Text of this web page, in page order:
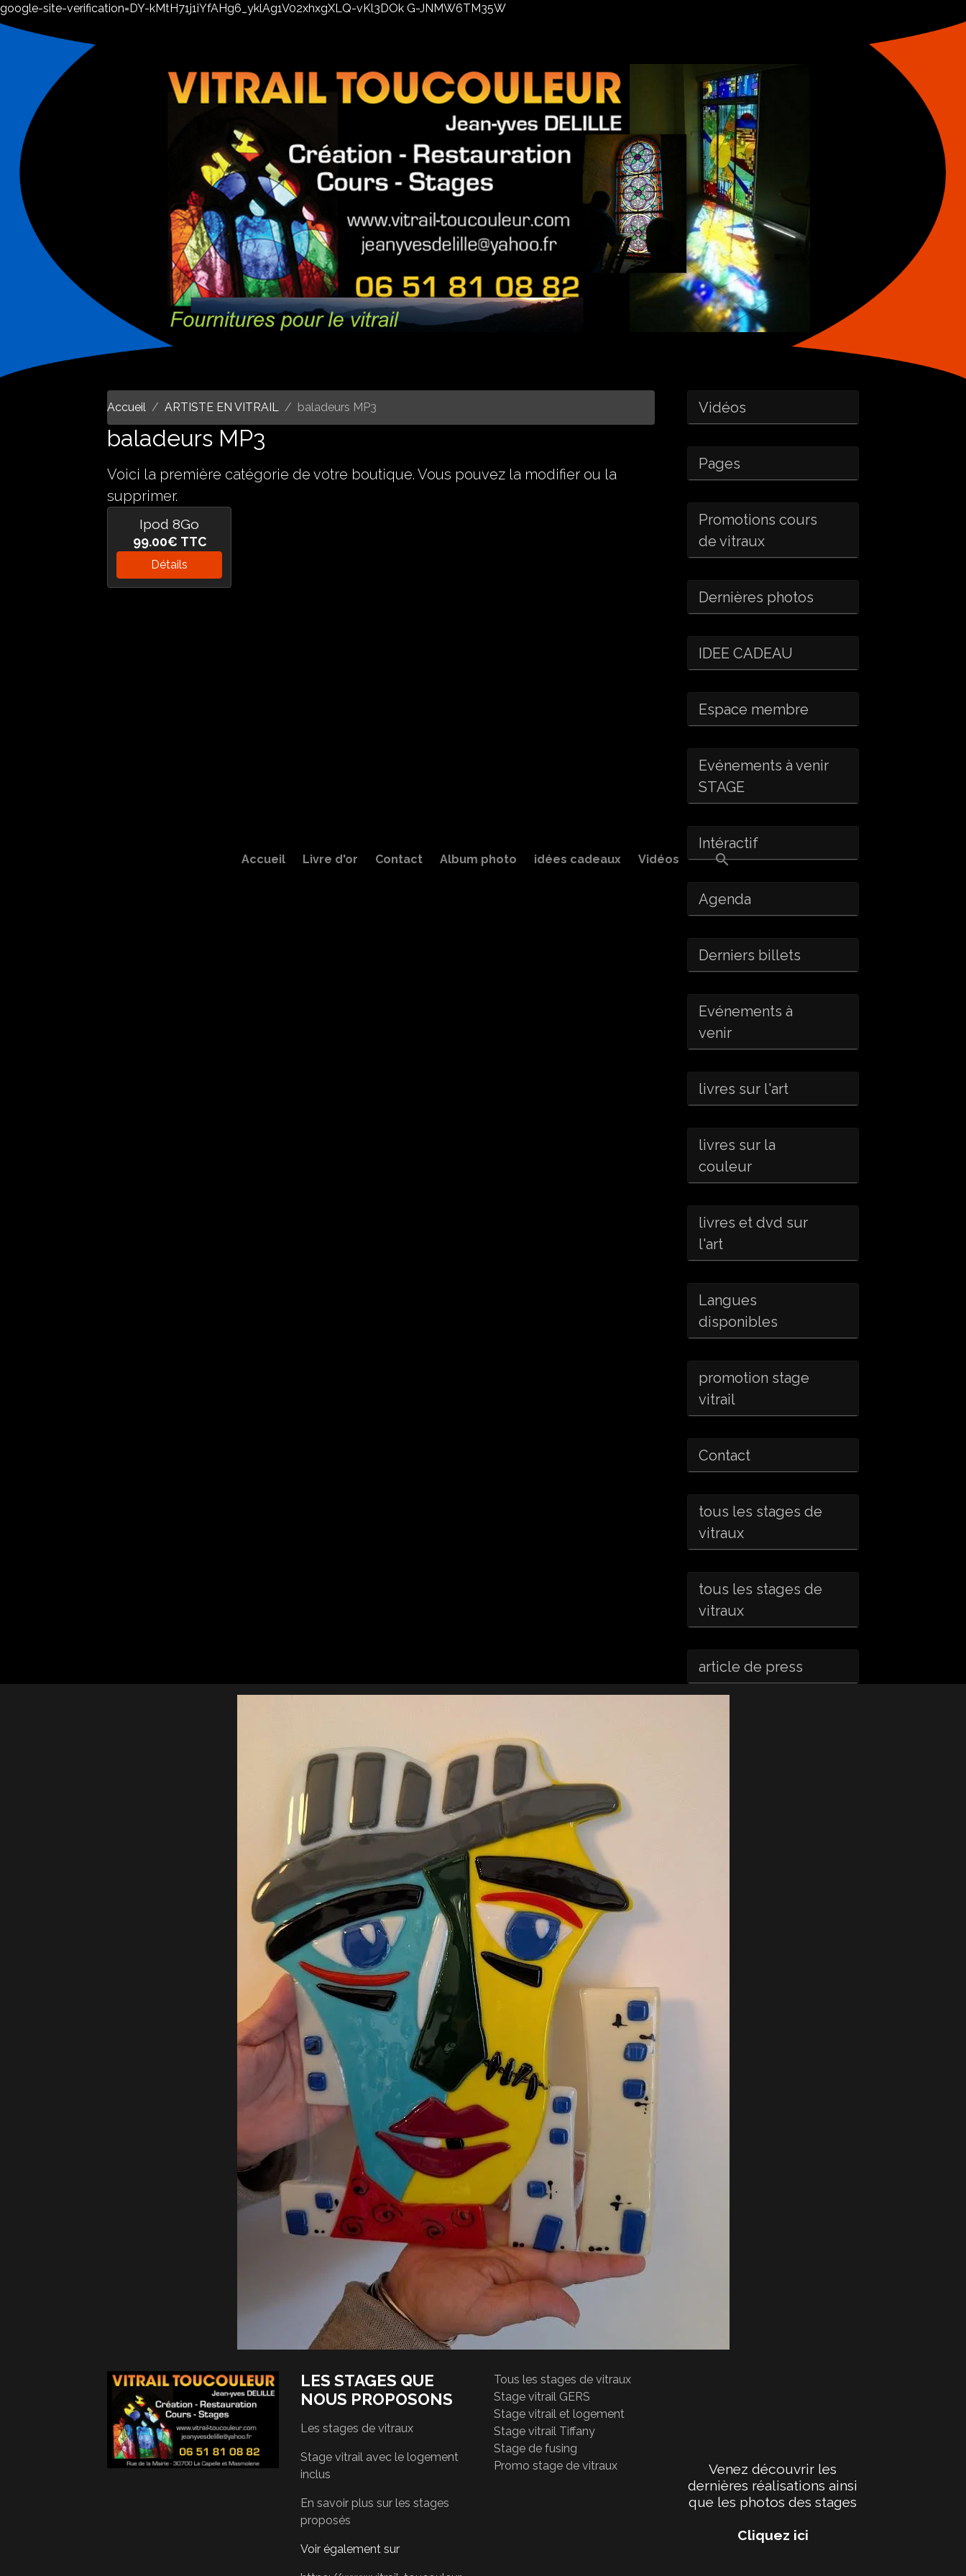
google-site-verification=DY-kMtH71j1iYfAHg6_yklAg1V02xhxgXLQ-vKl3DOk G-JNMW6TM35W
Accueil Livre d'or Contact Album photo idées cadeaux Vidéos
Accueil ARTISTE EN VITRAIL baladeurs MP3
baladeurs MP3
Voici la première catégorie de votre boutique. Vous pouvez la modifier ou la
supprimer.
Ipod 8Go
99.00€ TTC
Détails
Vidéos
Pages
Promotions cours
de vitraux
Dernières photos
IDEE CADEAU
Espace membre
Evénements à venir
STAGE
Intéractif
Agenda
Derniers billets
Evénements à
venir
livres sur l'art
livres sur la
couleur
livres et dvd sur
l'art
Langues
disponibles
promotion stage
vitrail
Contact
tous les stages de
vitraux
tous les stages de
vitraux
article de press
LES STAGES QUE
NOUS PROPOSONS
Les stages de vitraux
Stage vitrail avec le logement
inclus
En savoir plus sur les stages
proposés
Voir également sur
Tous les stages de vitraux
Stage vitrail GERS
Stage vitrail et logement
Stage vitrail Tiffany
Stage de fusing
Promo stage de vitraux
Venez découvrir les
dernières réalisations ainsi
que les photos des stages
Cliquez ici